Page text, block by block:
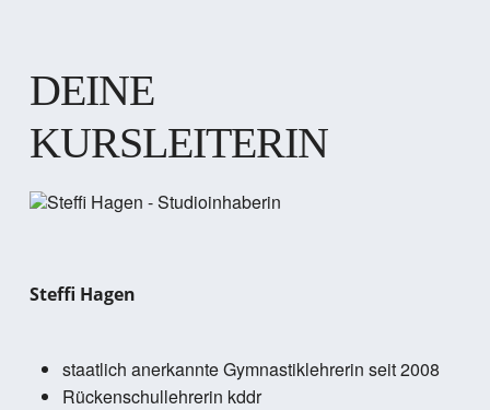
DEINE
KURSLEITERIN
Steffi Hagen
staatlich anerkannte Gymnastiklehrerin seit 2008
Rückenschullehrerin kddr